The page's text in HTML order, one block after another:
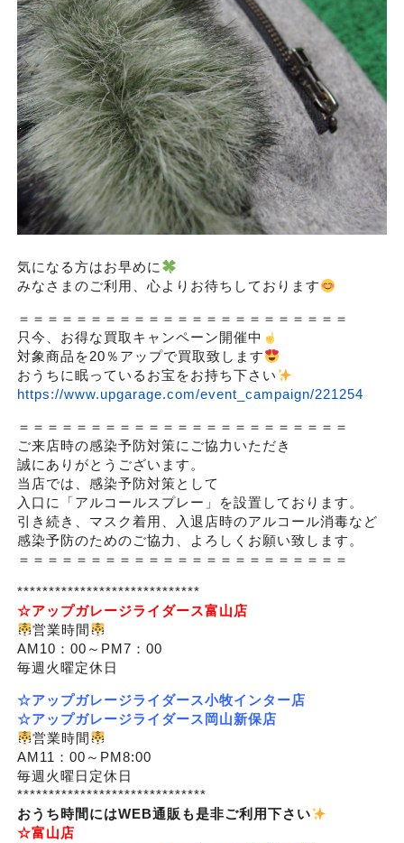
気になる方はお早めに
みなさまのご利用、心よりお待ちしております
＝＝＝＝＝＝＝＝＝＝＝＝＝＝＝＝＝＝＝＝＝＝＝
只今、お得な買取キャンペーン開催中
対象商品を20％アップで買取致します
おうちに眠っているお宝をお持ち下さい
https://www.upgarage.com/event_campaign/221254
＝＝＝＝＝＝＝＝＝＝＝＝＝＝＝＝＝＝＝＝＝＝＝
ご来店時の感染予防対策にご協力いただき
誠にありがとうございます。
当店では、感染予防対策として
入口に「アルコールスプレー」を設置しております。
引き続き、マスク着用、入退店時のアルコール消毒など
感染予防のためのご協力、よろしくお願い致します。
＝＝＝＝＝＝＝＝＝＝＝＝＝＝＝＝＝＝＝＝＝＝＝
*****************************
☆アップガレージライダース富山店
営業時間
AM10：00～PM7：00
毎週火曜定休日
☆アップガレージライダース小牧インター店
☆アップガレージライダース岡山新保店
営業時間
AM11：00～PM8:00
毎週火曜日定休日
******************************
おうち時間にはWEB通販も是非ご利用下さい
☆富山店